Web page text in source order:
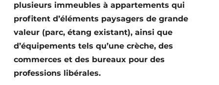
Infrastructures souterraines et égouttage
Protection solaire
Rénovation
plusieurs immeubles à appartements qui
profitent d’éléments paysagers de grande
valeur (parc, étang existant), ainsi que
d’équipements tels qu’une crèche, des
commerces et des bureaux pour des
professions libérales.